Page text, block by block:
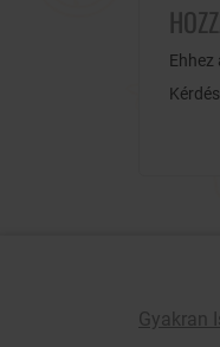
őszig
Gyakran